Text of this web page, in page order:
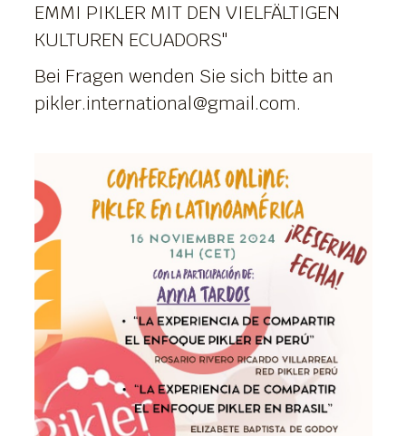
EMMI PIKLER MIT DEN VIELFÄLTIGEN
KULTUREN ECUADORS"
Bei Fragen wenden Sie sich bitte an
pikler.international@gmail.com.